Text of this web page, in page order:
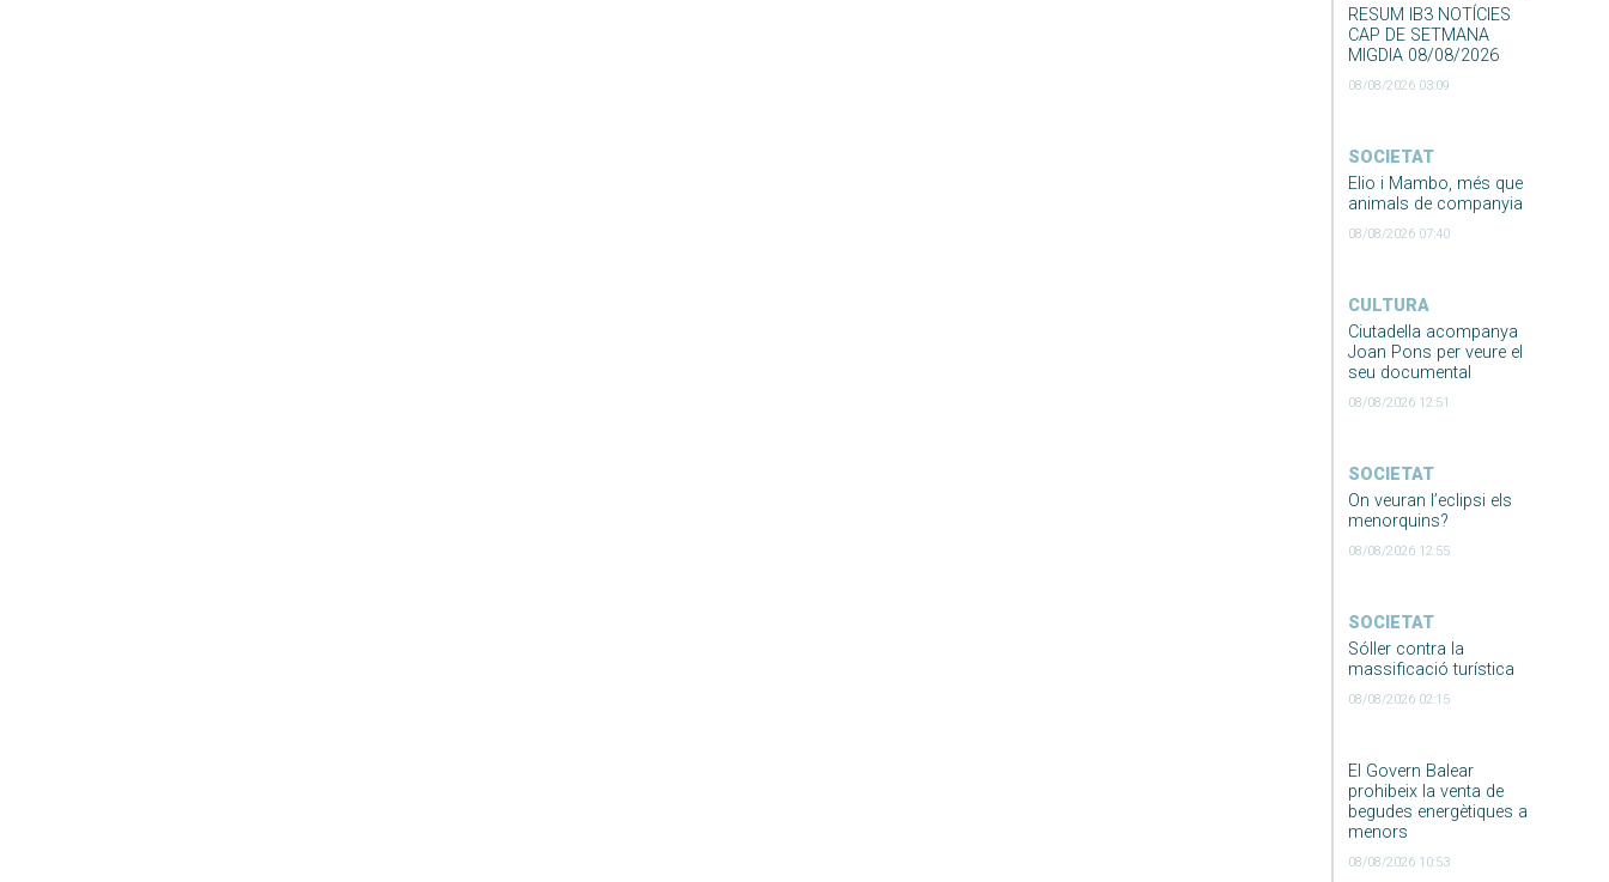
RESUM IB3 NOTÍCIES
CAP DE SETMANA
MIGDIA 08/08/2026
08/08/2026 03:09
SOCIETAT
Elio i Mambo, més que
animals de companyia
08/08/2026 07:40
CULTURA
Ciutadella acompanya
Joan Pons per veure el
seu documental
08/08/2026 12:51
SOCIETAT
On veuran l’eclipsi els
menorquins?
08/08/2026 12:55
SOCIETAT
Sóller contra la
massificació turística
08/08/2026 02:15
El Govern Balear
prohibeix la venta de
begudes energètiques a
menors
08/08/2026 10:53